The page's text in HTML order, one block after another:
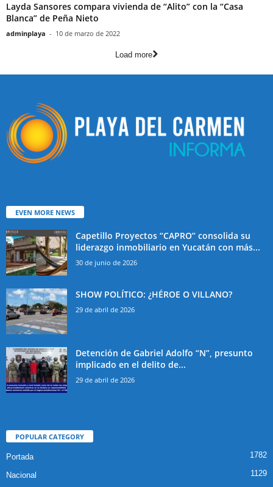
Layda Sansores compara vivienda de “Alito” con la “Casa
Blanca” de Peña Nieto
adminplaya - 10 de marzo de 2022
Load more
EVEN MORE NEWS
Capetillo Proyectos “CAPRO” consolida su
liderazgo inmobiliario en Yucatán con más...
30 de junio de 2026
SHOW POLÍTICO: ¿HÉROE O VILLANO?
29 de abril de 2026
Detención de Gabriel Adolfo “N”, presunto
implicado en el delito de...
29 de abril de 2026
POPULAR CATEGORY
Portada 1782
Nacional 1129